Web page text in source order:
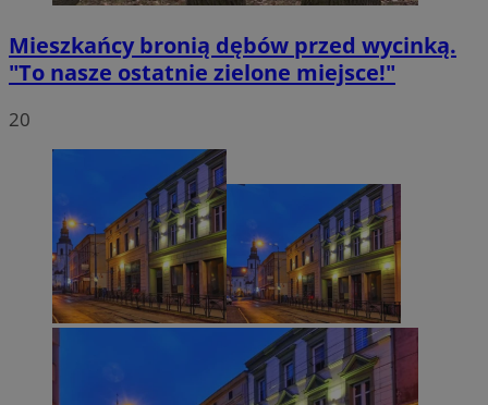
Mieszkańcy bronią dębów przed wycinką.
"To nasze ostatnie zielone miejsce!"
20